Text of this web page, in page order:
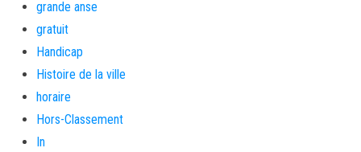
grande anse
gratuit
Handicap
Histoire de la ville
horaire
Hors-Classement
In